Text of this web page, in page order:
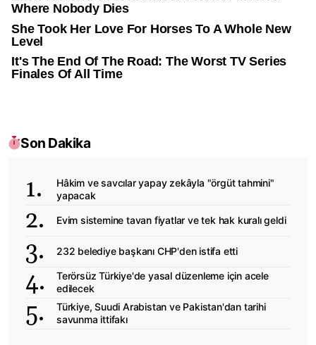
Son Dakika
Hâkim ve savcılar yapay zekâyla "örgüt tahmini"
yapacak
Evim sistemine tavan fiyatlar ve tek hak kuralı geldi
232 belediye başkanı CHP'den istifa etti
Terörsüz Türkiye'de yasal düzenleme için acele
edilecek
Türkiye, Suudi Arabistan ve Pakistan'dan tarihi
savunma ittifakı